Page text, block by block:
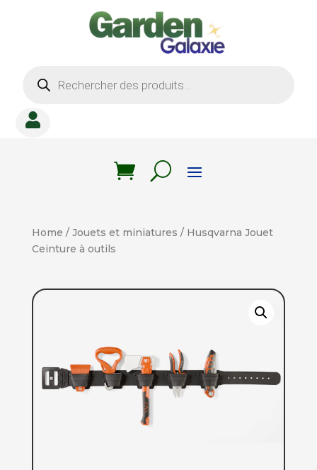
produits

Home / Jouets et miniatures / Husqvarna Jouet
Ceinture à outils